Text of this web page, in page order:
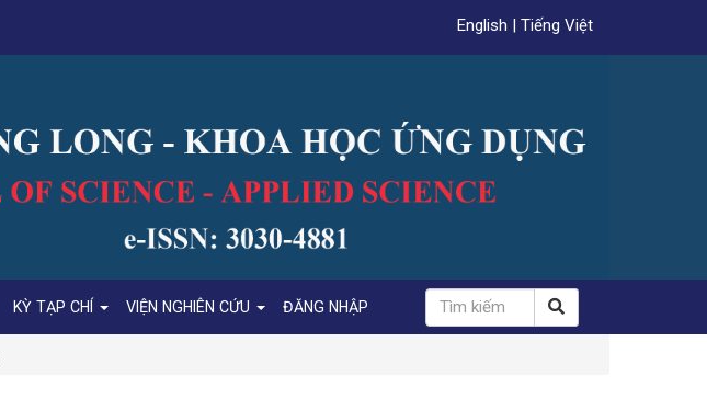
English |Tiếng Việt
KỲ TẠP CHÍ VIỆN NGHIÊN CỨU ĐĂNG NHẬP